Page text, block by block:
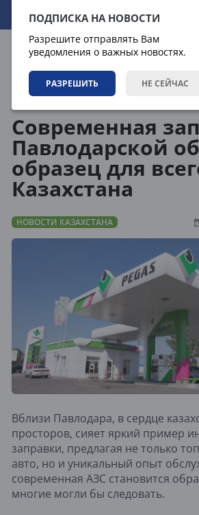
ПОДПИСКА НА НОВОСТИ
Разрешите отправлять Вам
уведомления о важных новостях.
РАЗРЕШИТЬ НЕ СЕЙЧАС
08.08.2026 11:51:47
Современная
Павлодарской
образец для
Казахстана
НОВОСТИ КАЗАХСТАНА
Вблизи Павлодара, в сердце
просторов, сияет яркий пример
заправки, предлагая не только
авто, но и уникальный опыт
современная АЗС становится
многие могли бы следовать.